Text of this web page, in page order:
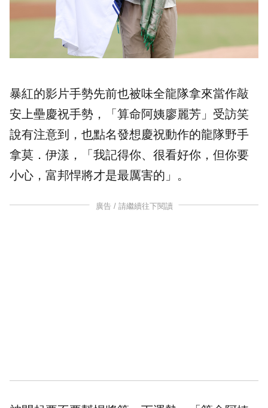
暴紅的影片手勢先前也被味全龍隊拿來當作敲
安上壘慶祝手勢，「算命阿姨廖麗芳」受訪笑
說有注意到，也點名發想慶祝動作的龍隊野手
拿莫．伊漾，「我記得你、很看好你，但你要
小心，富邦悍將才是最厲害的」。
廣告 / 請繼續往下閱讀